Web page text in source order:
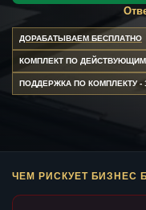
ДОРАБАТЫВАЕМ БЕСПЛАТНО
КОМПЛЕКТ ПО
ПОДДЕРЖКА ПО КОМПЛЕКТУ -
ЧЕМ РИСКУЕТ БИЗНЕС